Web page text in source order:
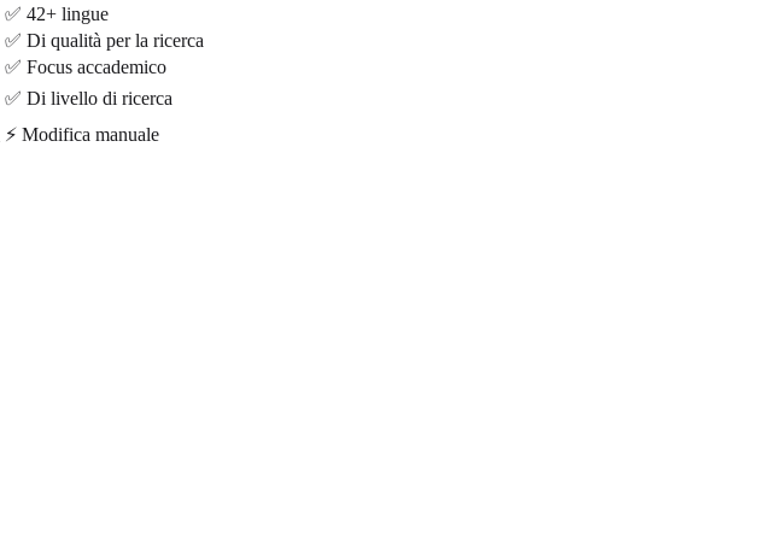
✅ 42+ lingue
✅ Di qualità per la ricerca
✅ Focus accademico
✅ Di livello di ricerca
⚡ Modifica manuale